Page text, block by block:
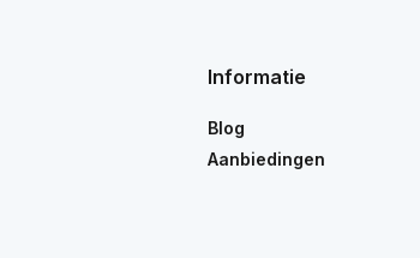
Informatie
Blog
Aanbiedingen